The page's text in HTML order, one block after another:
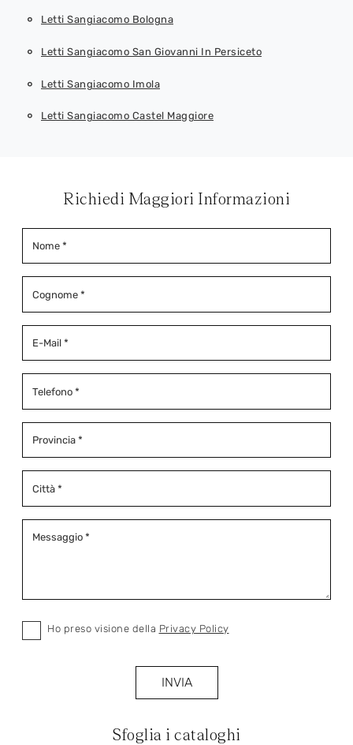
Letti Sangiacomo Bologna
Letti Sangiacomo San Giovanni In Persiceto
Letti Sangiacomo Imola
Letti Sangiacomo Castel Maggiore
Sfoglia i cataloghi
Richiedi Maggiori Informazioni
Ho preso visione della Privacy Policy
INVIA